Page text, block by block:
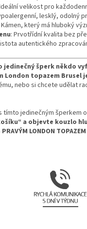
velikost pro
lesklý, odolný
Kámen, který má hluboký
: Prvotřídní kvalita bez
autentického
jedinečný šperk někdo
London topazem Brusel
nebo si chcete udělat
jedinečným šperkem
a objevte kouzlo
PRAVÝM LONDON